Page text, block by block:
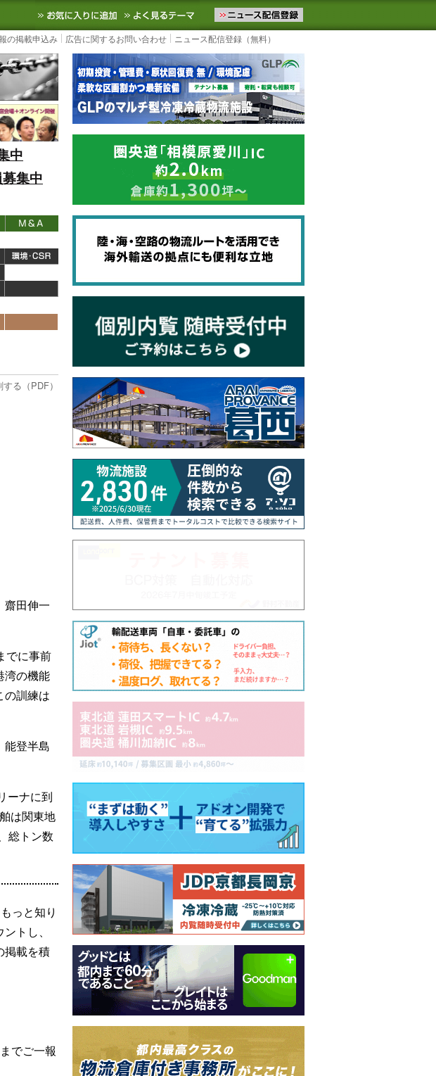
国内外の最新の物流ニュースをお届けします。物流ニュースメール配信を登録す
お気に入りに追加 よく見るテーマ
の掲載申込み 広告に関するお問い合わせ ニュース配信登録（無料）
中
集中
る（PDF）
齋田伸一
でに事前
湾の機能
の訓練は
能登半島
ーナに到
は関東地
総トン数
っと知り
トし、
掲載を積
でご一報